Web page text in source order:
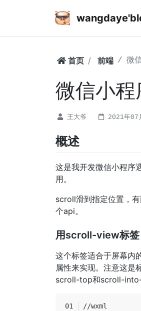
首页 前端 微
微信小
王大爷 2021年07
概述
这是我开发微信小程序
用。
scroll滑到指定位置，
个api。
用scroll-view标签
这个标签适合于屏幕内
属性来实现。注意这是
scroll-top和scroll-into-
//wxml